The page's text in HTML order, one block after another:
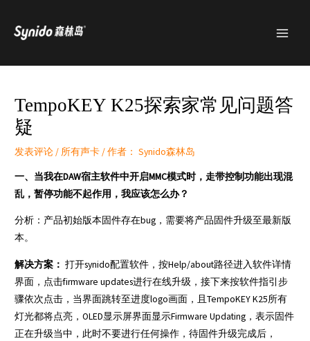
TempoKEY K25探索家常见问题答
疑
发表评论/ 所有声卡/ 作者： Synido森林岛
一、当我在DAW宿主软件中开启MMC模式时，走带控制功能出现混
乱，暂停功能不起作用，我应该怎么办？
分析：产品初始版本固件存在bug，需要将产品固件升级至最新版
本。
解决方案： 打开synido配置软件，按Help/about路径进入软件详情
界面，点击firmware updates进行在线升级，接下来按软件指引步
骤依次点击，当界面跳转至进度logo画面，且TempoKEY K25所有
灯光都将点亮，OLED显示屏界面显示Firmware Updating，表示固件
正在升级当中，此时不要进行任何操作，待固件升级完成后，